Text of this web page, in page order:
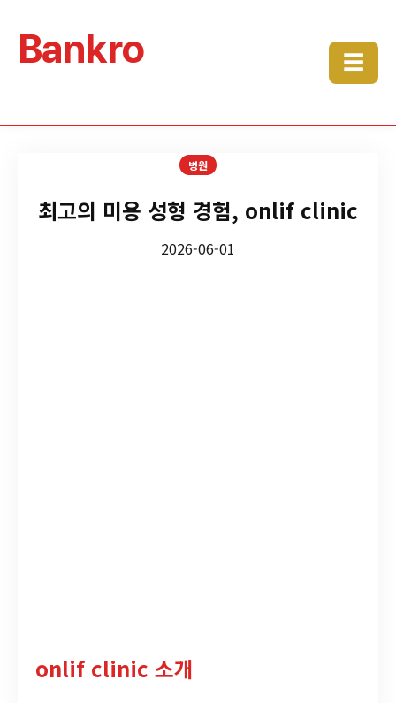
Bankro ☰
병원
최고의 미용 성형 경험, onlif clinic
2026-06-01
onlif clinic 소개